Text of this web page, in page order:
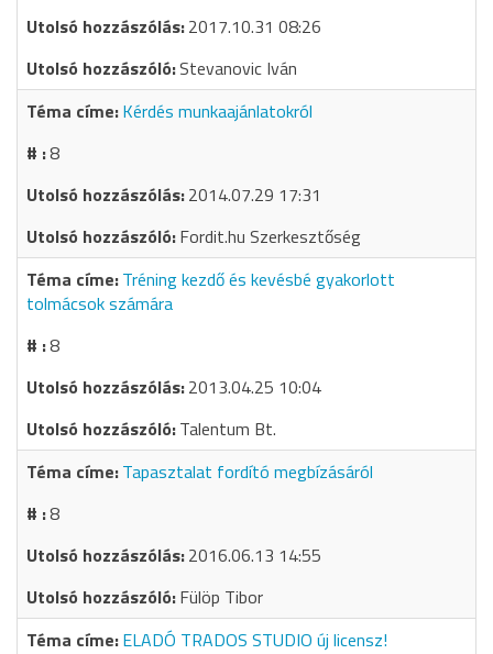
2017.10.31 08:26
Stevanovic Iván
Kérdés munkaajánlatokról
8
2014.07.29 17:31
Fordit.hu Szerkesztőség
Tréning kezdő és kevésbé gyakorlott
tolmácsok számára
8
2013.04.25 10:04
Talentum Bt.
Tapasztalat fordító megbízásáról
8
2016.06.13 14:55
Fülöp Tibor
ELADÓ TRADOS STUDIO új licensz!